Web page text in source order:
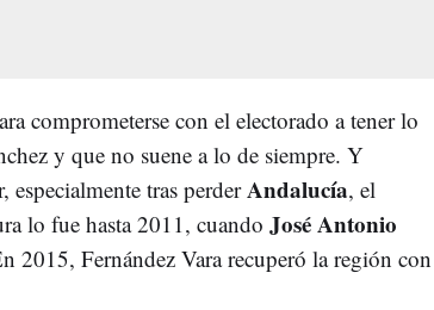
comprometerse con el electorado a tener lo
y que no suene a lo de siempre. Y
especialmente tras perderAndalucía, el
lo fue hasta 2011, cuando José Antonio
2015, Fernández Vara recuperó la región con